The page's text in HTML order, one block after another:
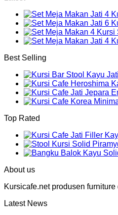
Best Selling
Top Rated
About us
Kursicafe.net produsen
Latest News